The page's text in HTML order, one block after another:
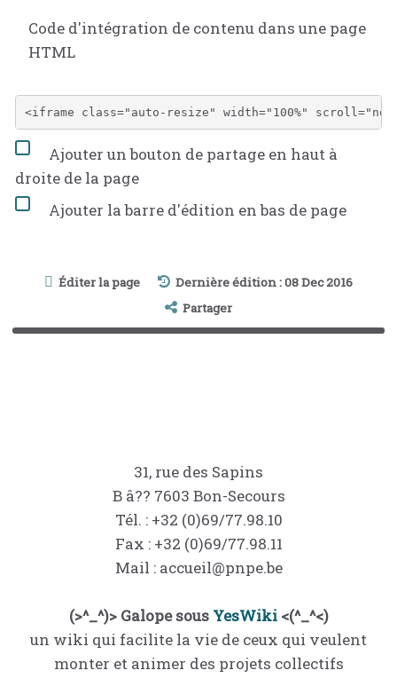
Code d'intégration de contenu dans une page
HTML
Ajouter un bouton de partage en haut à
droite de la page
Ajouter la barre d'édition en bas de page
Éditer la page
Dernière édition : 08 Dec 2016
Partager
31, rue des Sapins
B â?? 7603 Bon-Secours
Tél. : +32 (0)69/77.98.10
Fax : +32 (0)69/77.98.11
Mail : accueil@pnpe.be
(>^_^)> Galope sous YesWiki<(^_^<)
un wiki qui facilite la vie de ceux qui veulent
monter et animer des projets collectifs